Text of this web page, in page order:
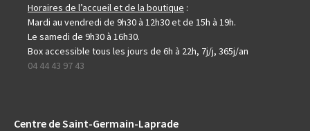
Horaires de l’accueil et de la boutique :
Mardi au vendredi de 9h30 à 12h30 et de 15h à 19h.
Le samedi de 9h30 à 16h30.
Box accessible tous les jours de 6h à 22h, 7j/j, 365j/an
04 44 43 97 43
Centre de Saint-Germain-Laprade